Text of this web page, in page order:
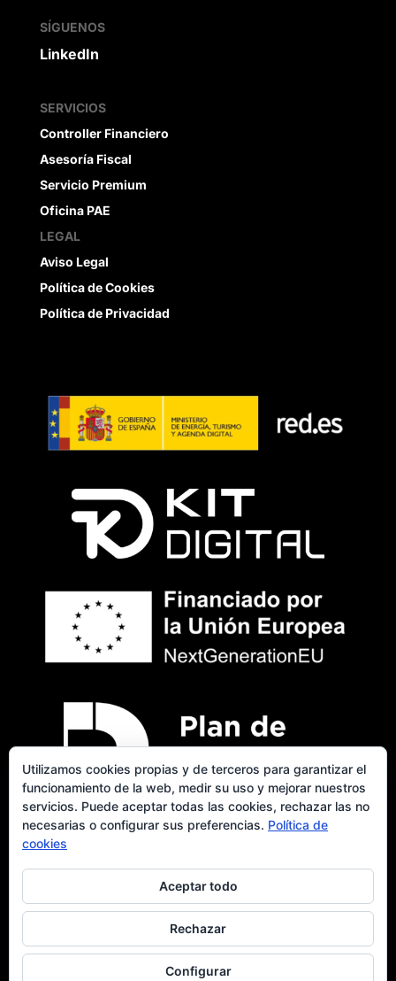
SÍGUENOS
LinkedIn
SERVICIOS
Controller Financiero
Asesoría Fiscal
Servicio Premium
Oficina PAE
LEGAL
Aviso Legal
Política de Cookies
Política de Privacidad
Cualidade © 2026
Utilizamos cookies propias y de terceros para garantizar el
funcionamiento de la web, medir su uso y mejorar nuestros
servicios. Puede aceptar todas las cookies, rechazar las no
necesarias o configurar sus preferencias. Política de
cookies
Aceptar todo
Rechazar
Configurar